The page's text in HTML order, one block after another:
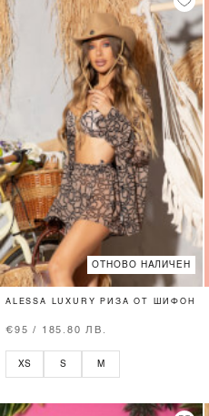
ОТНОВО НАЛИЧЕН
ALESSA LUXURY РИЗА ОТ ШИФОН
€95 / 185.80 ЛВ.
XS S M